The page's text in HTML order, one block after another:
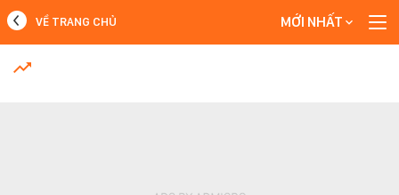
MỚI NHẤT
VỀ TRANG CHỦ MỚI NHẤT